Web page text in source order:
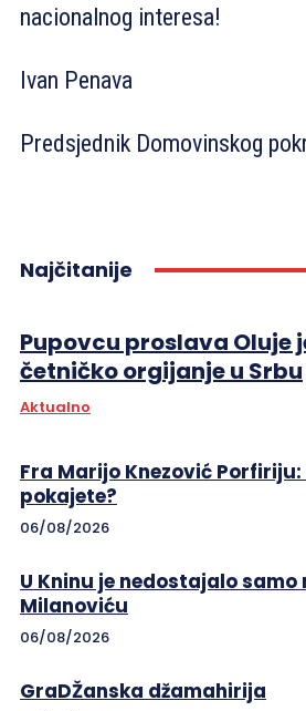
nacionalnog interesa!
Ivan Penava
Predsjednik Domovinskog
Najčitanije
Pupovcu proslava Oluje
četničko orgijanje u Srbu
Aktualno
Fra Marijo Knezović
pokajete?
06/08/2026
U Kninu je nedostajalo samo
Milanoviću
06/08/2026
GraDŽanska džamahirija